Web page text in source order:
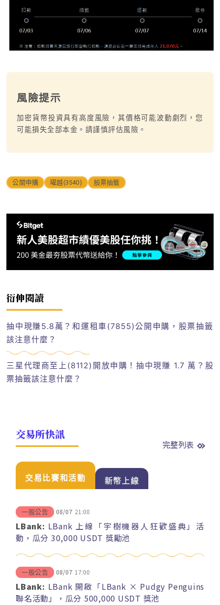
風險提示
加密貨幣投資具有高度風險，其價格可能波動劇烈，您
可能損失全部本金。請謹慎評估風險。
公開申購 曜越(3540) 股票抽籤
衍伸閱讀
抽中現賺5.8萬？和運租車(7855)公開申購，股票抽籤
該注意什麼？
三星代理商至上(8112)開放申購！抽中現賺 1.7 萬？股
票抽籤該注意什麼？
交易所快訊
完整列表
交易比賽和活動 新幣上線
一般公告 08/07 21:00
LBank: LBank 上線「宇樹機器人狂歡盛典」活
動，瓜分 30,000 USDT 獎勵池
一般公告 08/07 17:00
LBank: LBank 開啟「LBank × Pudgy Penguins
聯名活動」，瓜分 500,000 USDT 獎池